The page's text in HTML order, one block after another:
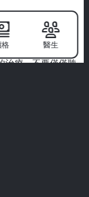
笑的起點。擁有
心的方法，我們
治療。不要僅僅聽
醫生